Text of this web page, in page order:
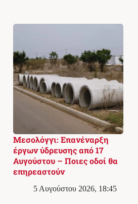
Μεσολόγγι: Επανέναρξη
έργων ύδρευσης από 17
Αυγούστου – Ποιες οδοί θα
επηρεαστούν
5 Αυγούστου 2026, 18:45